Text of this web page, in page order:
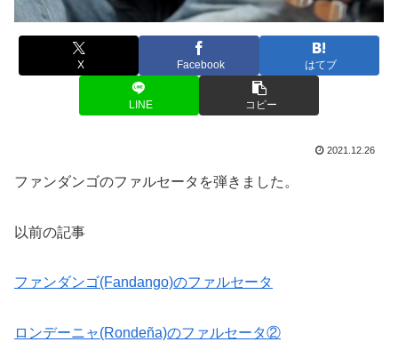
X Facebook はてブ
LINE コピー
2021.12.26
ファンダンゴのファルセータを弾きました。
以前の記事
ファンダンゴ(Fandango)のファルセータ
ロンデーニャ(Rondeña)のファルセータ②